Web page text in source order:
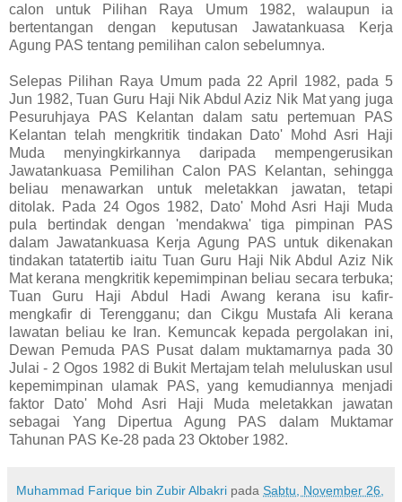
calon untuk Pilihan Raya Umum 1982, walaupun ia
bertentangan dengan keputusan Jawatankuasa Kerja
Agung PAS tentang pemilihan calon sebelumnya.
Selepas Pilihan Raya Umum pada 22 April 1982, pada 5
Jun 1982, Tuan Guru Haji Nik Abdul Aziz Nik Mat yang juga
Pesuruhjaya PAS Kelantan dalam satu pertemuan PAS
Kelantan telah mengkritik tindakan Dato' Mohd Asri Haji
Muda menyingkirkannya daripada mempengerusikan
Jawatankuasa Pemilihan Calon PAS Kelantan, sehingga
beliau menawarkan untuk meletakkan jawatan, tetapi
ditolak. Pada 24 Ogos 1982, Dato' Mohd Asri Haji Muda
pula bertindak dengan 'mendakwa' tiga pimpinan PAS
dalam Jawatankuasa Kerja Agung PAS untuk dikenakan
tindakan tatatertib iaitu Tuan Guru Haji Nik Abdul Aziz Nik
Mat kerana mengkritik kepemimpinan beliau secara terbuka;
Tuan Guru Haji Abdul Hadi Awang kerana isu kafir-
mengkafir di Terengganu; dan Cikgu Mustafa Ali kerana
lawatan beliau ke Iran. Kemuncak kepada pergolakan ini,
Dewan Pemuda PAS Pusat dalam muktamarnya pada 30
Julai - 2 Ogos 1982 di Bukit Mertajam telah meluluskan usul
kepemimpinan ulamak PAS, yang kemudiannya menjadi
faktor Dato' Mohd Asri Haji Muda meletakkan jawatan
sebagai Yang Dipertua Agung PAS dalam Muktamar
Tahunan PAS Ke-28 pada 23 Oktober 1982.
Muhammad Farique bin Zubir Albakri pada Sabtu, November 26,